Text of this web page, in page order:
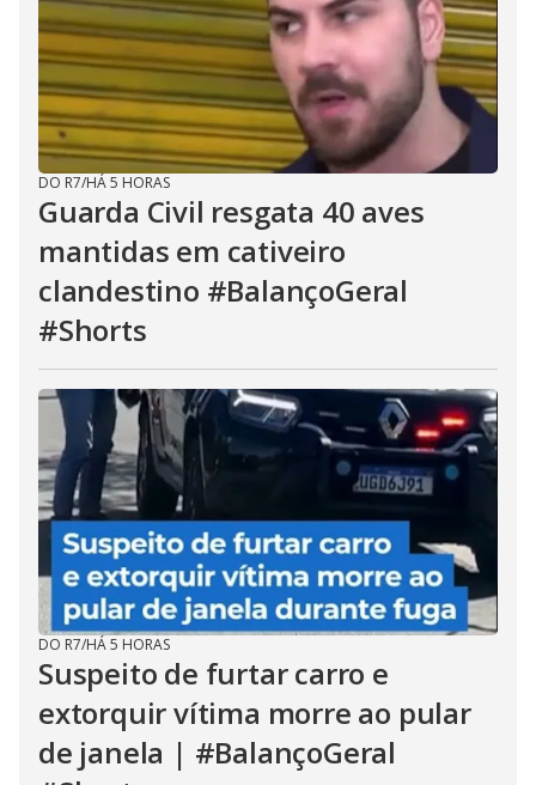
DO R7/HÁ 5 HORAS
Guarda Civil resgata 40 aves
mantidas em cativeiro
clandestino #BalançoGeral
#Shorts
DO R7/HÁ 5 HORAS
Suspeito de furtar carro e
extorquir vítima morre ao pular
de janela | #BalançoGeral